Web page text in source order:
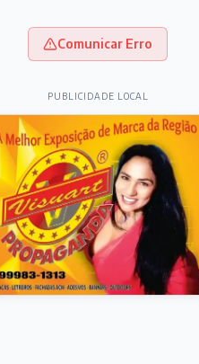
Comunicar Erro
PUBLICIDADE LOCAL
Confira as oportunidades